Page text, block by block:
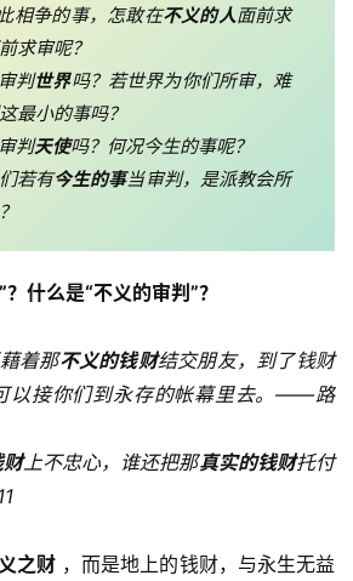
相争的事，怎敢在不义的人面前求
求审呢？
判世界吗？若世界为你们所审，难
最小的事吗？
判天使吗？何况今生的事呢？
若有今生的事当审判，是派教会所
什么是“不义的审判”？
着那不义的钱财结交朋友，到了钱财
以接你们到永存的帐幕里去。——路
上不忠心，谁还把那真实的钱财托付
之财 ，而是地上的钱财，与永生无益